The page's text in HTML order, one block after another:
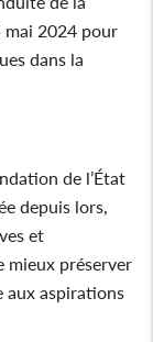
mai 2024 pour
dans la
de l’État
depuis lors,
et
mieux préserver
aux aspirations